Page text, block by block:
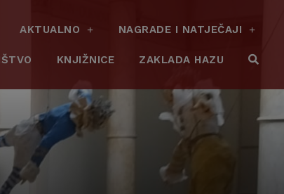
AKTUALNO NAGRADE I NATJEČAJI
KNJIŽNICE ZAKLADA HAZU